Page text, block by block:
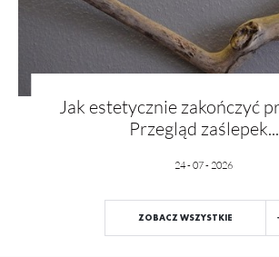
Jak estetycznie zakończyć
Przegląd zaślepek...
24 - 07 - 2026
ZOBACZ WSZYSTKIE